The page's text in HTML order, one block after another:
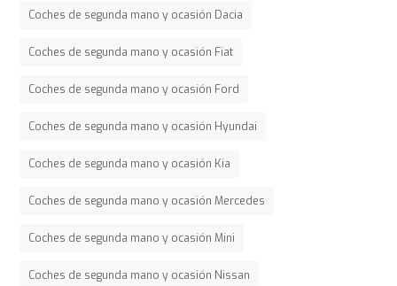
Coches de segunda mano y ocasión Dacia
Coches de segunda mano y ocasión Fiat
Coches de segunda mano y ocasión Ford
Coches de segunda mano y ocasión Hyundai
Coches de segunda mano y ocasión Kia
Coches de segunda mano y ocasión Mercedes
Coches de segunda mano y ocasión Mini
Coches de segunda mano y ocasión Nissan